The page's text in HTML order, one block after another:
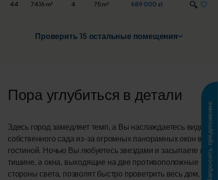
44 74.16 m² 4 75 m² 689 000 zł
Проверить 15 остальные помещения
Пора углубиться в детали
Здесь город замедляет темп, а Вы наслаждаетесь видом
собственного сада из-за огромных панорамных окон в
гостиной. Ночью Вы любуетесь звездами и засыпаете в
тишине, а окна, выходящие на две противоположные
стороны света, позволят быстро проветрить весь дом,
Запросить предложение